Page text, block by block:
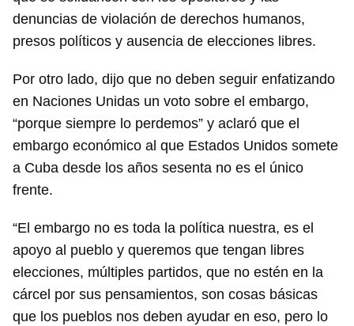
denuncias de violación de derechos humanos,
presos políticos y ausencia de elecciones libres.
Por otro lado, dijo que no deben seguir enfatizando
en Naciones Unidas un voto sobre el embargo,
“porque siempre lo perdemos” y aclaró que el
embargo económico al que Estados Unidos somete
a Cuba desde los años sesenta no es el único
frente.
“El embargo no es toda la política nuestra, es el
apoyo al pueblo y queremos que tengan libres
elecciones, múltiples partidos, que no estén en la
cárcel por sus pensamientos, son cosas básicas
que los pueblos nos deben ayudar en eso, pero lo